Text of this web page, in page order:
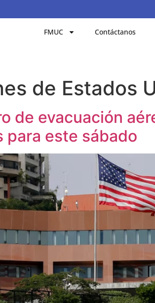
FMUC Contáctanos
de Estados
de evacuación
para este sábado